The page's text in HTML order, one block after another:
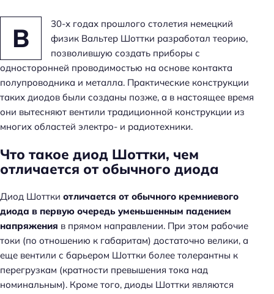
В
30-х годах прошлого столетия немецкий
физик Вальтер Шоттки разработал теорию,
позволившую создать приборы с
односторонней проводимостью на основе контакта
полупроводника и металла. Практические конструкции
таких диодов были созданы позже, а в настоящее время
они вытесняют вентили традиционной конструкции из
многих областей электро- и радиотехники.
Что такое диод Шоттки, чем
отличается от обычного диода
Диод Шоттки отличается от обычного кремниевого
диода в первую очередь уменьшенным падением
напряжения в прямом направлении. При этом рабочие
токи (по отношению к габаритам) достаточно велики, а
еще вентили с барьером Шоттки более толерантны к
перегрузкам (кратности превышения тока над
номинальным). Кроме того, диоды Шоттки являются